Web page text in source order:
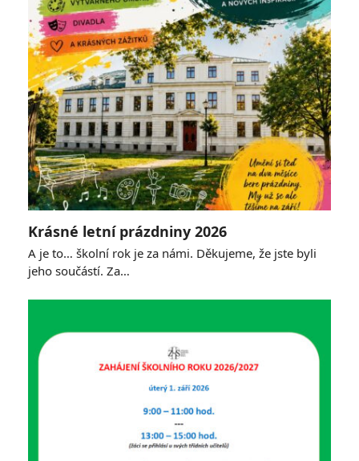
Krásné letní prázdniny 2026
A je to… školní rok je za námi. Děkujeme, že jste byli
jeho součástí. Za…